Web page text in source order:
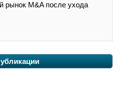
рынок M&A после ухода